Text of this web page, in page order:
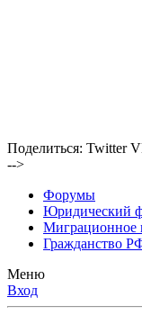
Поделиться: Twitter
-->
Форумы
Юридический
Миграционное
Гражданство
Меню
Вход